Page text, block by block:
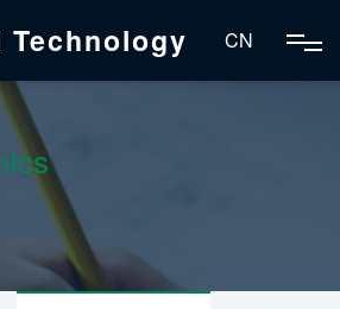
Technology CN